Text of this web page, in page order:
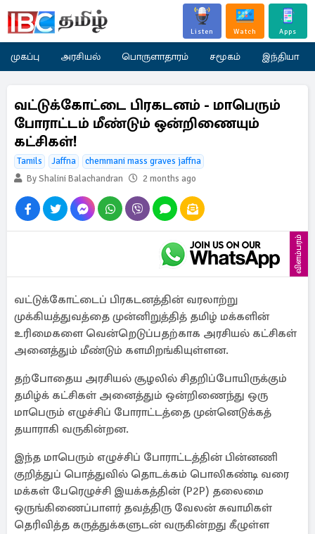
Listen Watch Apps
முகப்பு அரசியல் பொருளாதாரம் சமூகம் இந்தியா
வட்டுக்கோட்டை பிரகடனம் - மாபெரும்
போராட்டம் மீண்டும் ஒன்றிணையும்
கட்சிகள்!
Tamils Jaffna
chemmani mass graves jaffna
By Shalini Balachandran
2 months ago
விளம்பரம்
வட்டுக்கோட்டைப் பிரகடனத்தின் வரலாற்று
முக்கியத்துவத்தை முன்னிறுத்தித் தமிழ் மக்களின்
உரிமைகளை வென்றெடுப்பதற்காக அரசியல் கட்சிகள்
அனைத்தும் மீண்டும் களமிறங்கியுள்ளன.
தற்போதைய அரசியல் சூழலில் சிதறிப்போயிருக்கும்
தமிழ்க் கட்சிகள் அனைத்தும் ஒன்றிணைந்து ஒரு
மாபெரும் எழுச்சிப் போராட்டத்தை முன்னெடுக்கத்
தயாராகி வருகின்றன.
இந்த மாபெரும் எழுச்சிப் போராட்டத்தின் பின்னணி
குறித்துப் பொத்துவில் தொடக்கம் பொலிகண்டி வரை
மக்கள் பேரெழுச்சி இயக்கத்தின் (P2P) தலைமை
ஒருங்கிணைப்பாளர் தவத்திரு வேலன் சுவாமிகள்
தெரிவித்த கருத்துக்களுடன் வருகின்றது கீழுள்ள